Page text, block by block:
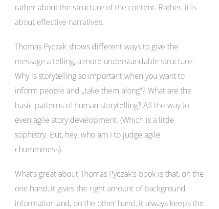
rather about the structure of the content. Rather, it is
about effective narratives.
Thomas Pyczak shows different ways to give the
message a telling, a more understandable structure:
Why is storytelling so important when you want to
inform people and „take them along“? What are the
basic patterns of human storytelling? All the way to
even agile story development. (Which is a little
sophistry. But, hey, who am I to judge agile
chumminess).
What’s great about Thomas Pyczak’s book is that, on the
one hand, it gives the right amount of background
information and, on the other hand, it always keeps the